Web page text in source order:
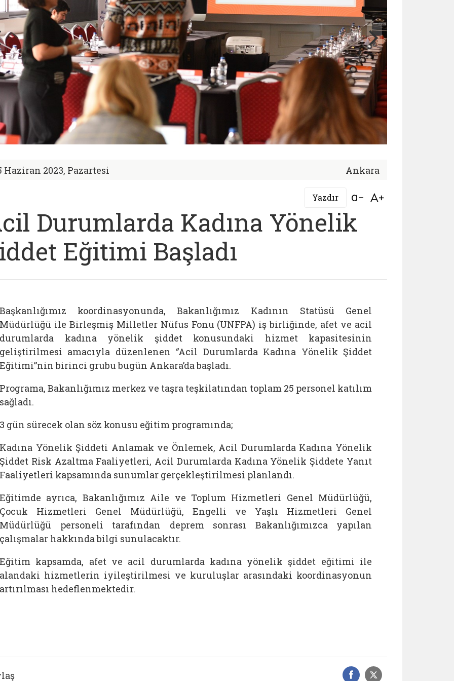
Haziran 2023, Pazartesi Ankara
Yazdır Bağlantıyı aç
Durumlarda Kadına Yönelik
Eğitimi Başladı
Başkanlığımız koordinasyonunda, Bakanlığımız Kadının Statüsü Genel
Müdürlüğü ile Birleşmiş Milletler Nüfus Fonu (UNFPA) iş birliğinde, afet ve acil
durumlarda kadına yönelik şiddet konusundaki hizmet kapasitesinin
geliştirilmesi amacıyla düzenlenen ‘’Acil Durumlarda Kadına Yönelik Şiddet
Eğitimi”nin birinci grubu bugün Ankara’da başladı.
Programa, Bakanlığımız merkez ve taşra teşkilatından toplam 25 personel katılım
sağladı.
3 gün sürecek olan söz konusu eğitim programında;
Kadına Yönelik Şiddeti Anlamak ve Önlemek, Acil Durumlarda Kadına Yönelik
Şiddet Risk Azaltma Faaliyetleri, Acil Durumlarda Kadına Yönelik Şiddete Yanıt
Faaliyetleri kapsamında sunumlar gerçekleştirilmesi planlandı.
Eğitimde ayrıca, Bakanlığımız Aile ve Toplum Hizmetleri Genel Müdürlüğü,
Çocuk Hizmetleri Genel Müdürlüğü, Engelli ve Yaşlı Hizmetleri Genel
Müdürlüğü personeli tarafından deprem sonrası Bakanlığımızca yapılan
çalışmalar hakkında bilgi sunulacaktır.
Eğitim kapsamda, afet ve acil durumlarda kadına yönelik şiddet eğitimi ile
alandaki hizmetlerin iyileştirilmesi ve kuruluşlar arasındaki koordinasyonun
artırılması hedeflenmektedir.